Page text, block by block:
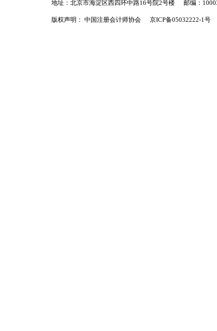
地址：北京市海淀区西四环中路16号院2号楼 邮编：
版权声明： 中国注册会计师协会 京ICP备05032222-1号